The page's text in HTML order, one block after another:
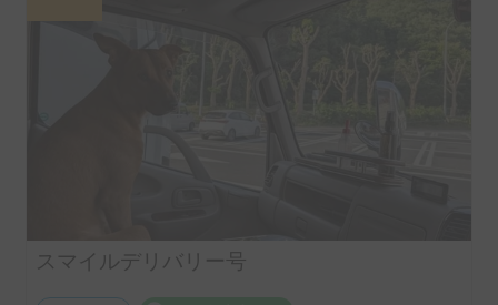
スマイルデリバリー号